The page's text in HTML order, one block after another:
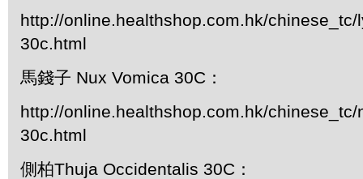
http://online.healthshop.com.hk/chinese_tc/
30c.html
馬錢子 Nux Vomica 30C：
http://online.healthshop.com.hk/chinese_tc/
30c.html
側柏Thuja Occidentalis 30C：